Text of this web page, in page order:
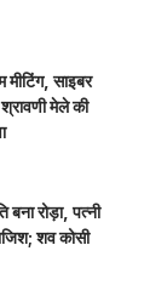
साइबर
मेले की
रोड़ा, पत्नी
शव कोसी